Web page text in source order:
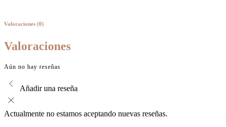
Valoraciones (0)
Valoraciones
Aún no hay reseñas
Añadir una reseña
Actualmente no estamos aceptando nuevas reseñas.